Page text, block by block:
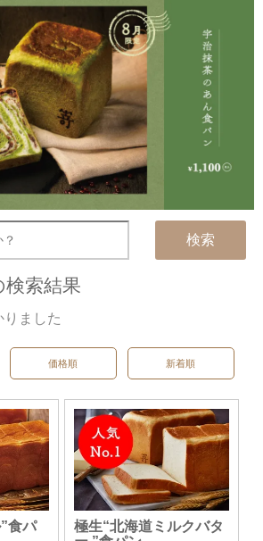
検索
検索結果
ました
価格順 新着順
食パ
極生“北海道ミルクバタ